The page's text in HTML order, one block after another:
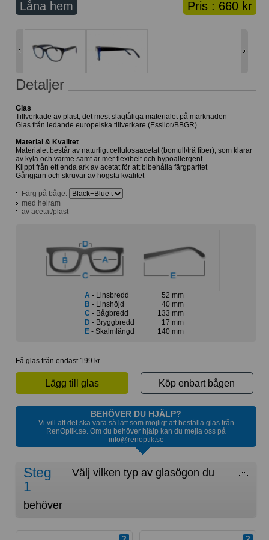
Lånekorg: 0 bågar
Pris : 660 kr
Låna hem
Detaljer
Glas
Tillverkade av plast, det mest slagtåliga materialet på marknaden
Glas från ledande europeiska tillverkare (Essilor/BBGR)
Material & Kvalitet
Materialet består av naturligt cellulosaacetat (bomull/trä fiber), som klarar
av kyla och värme samt är mer flexibelt och hypoallergent.
Klippt från ett enda ark av acetat för att bibehålla färgparitet
Gångjärn och skruvar av högsta kvalitet
Färg på båge:
med helram
av acetat/plast
A - Linsbredd
52 mm
B - Linshöjd
40 mm
C - Bågbredd
133 mm
D - Bryggbredd
17 mm
E- Skalmlängd 140 mm
Få glas från endast 199 kr
Lägg till glas Köp enbart bågen
BEHÖVER DU HJÄLP?
Vi vill att det ska vara så lätt som möjligt att beställa glas från
RenOptik.se. Om du behöver hjälp kan du mejla oss på
info@renoptik.se
Steg
1
Välj vilken typ av glasögon du
behöver